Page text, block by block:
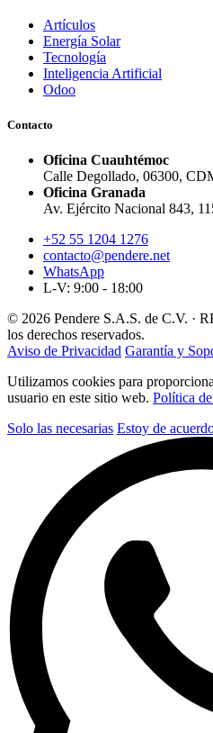
Artículos
Energía Solar
Tecnología
Inteligencia Artificial
Odoo
Contacto
Oficina Cuauhtémoc
Calle Degollado, 06300,
Oficina Granada
Av. Ejército Nacional 843,
+52 55 1204 1276
contacto@pendere.net
WhatsApp
L-V: 9:00 - 18:00
© 2026 Pendere S.A.S. de C.V. ·
los derechos reservados.
Aviso de Privacidad Garantía y
Utilizamos cookies para
usuario en este sitio web. Política
Solo las necesarias Estoy de